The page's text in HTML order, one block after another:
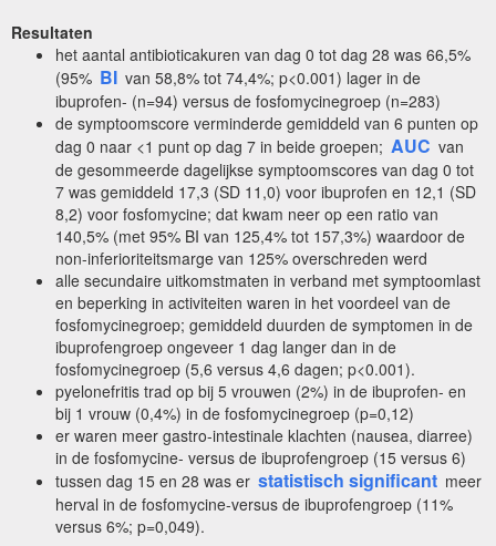
Resultaten
het aantal antibioticakuren van dag 0 tot dag 28 was 66,5%
(95% BI van 58,8% tot 74,4%; p<0.001) lager in de
ibuprofen- (n=94) versus de fosfomycinegroep (n=283)
de symptoomscore verminderde gemiddeld van 6 punten op
dag 0 naar <1 punt op dag 7 in beide groepen; AUC van
de gesommeerde dagelijkse symptoomscores van dag 0 tot
7 was gemiddeld 17,3 (SD 11,0) voor ibuprofen en 12,1 (SD
8,2) voor fosfomycine; dat kwam neer op een ratio van
140,5% (met 95% BI van 125,4% tot 157,3%) waardoor de
non-inferioriteitsmarge van 125% overschreden werd
alle secundaire uitkomstmaten in verband met symptoomlast
en beperking in activiteiten waren in het voordeel van de
fosfomycinegroep; gemiddeld duurden de symptomen in de
ibuprofengroep ongeveer 1 dag langer dan in de
fosfomycinegroep (5,6 versus 4,6 dagen; p<0.001).
pyelonefritis trad op bij 5 vrouwen (2%) in de ibuprofen- en
bij 1 vrouw (0,4%) in de fosfomycinegroep (p=0,12)
er waren meer gastro-intestinale klachten (nausea, diarree)
in de fosfomycine- versus de ibuprofengroep (15 versus 6)
tussen dag 15 en 28 was er statistisch significant meer
herval in de fosfomycine-versus de ibuprofengroep (11%
versus 6%; p=0,049).